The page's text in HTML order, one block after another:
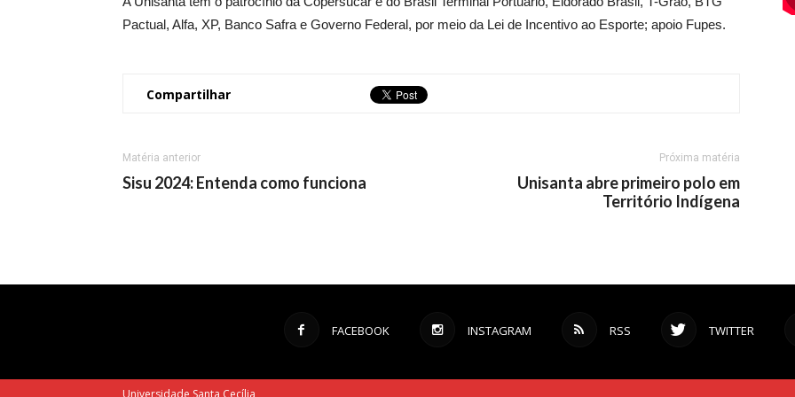
Pactual, Alfa, XP, Banco Safra e Governo Federal, por meio da Lei de Incentivo ao Esporte; apoio Fupes.
Compartilhar
Matéria anterior
Sisu 2024: Entenda como funciona
Próxima matéria
Unisanta abre primeiro polo em
Território Indígena
FACEBOOK INSTAGRAM RSS TWITTER
Universidade Santa Cecília